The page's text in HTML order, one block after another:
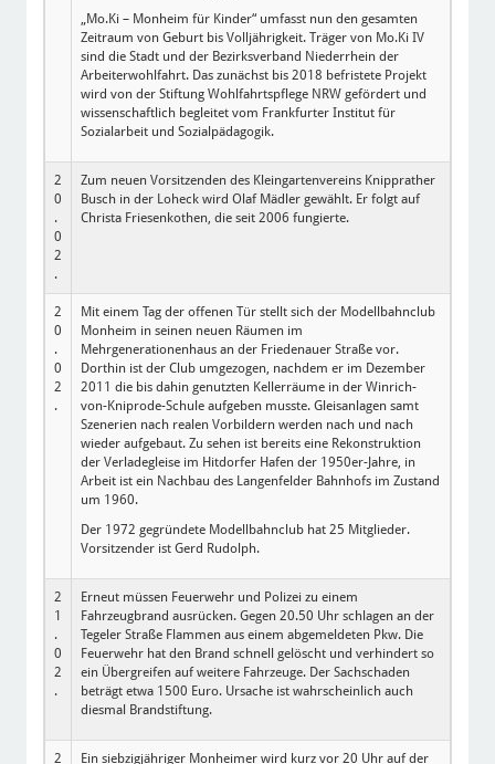
„Mo.Ki – Monheim für Kinder“ umfasst nun den gesamten
Zeitraum von Geburt bis Volljährigkeit. Träger von Mo.Ki IV
sind die Stadt und der Bezirksverband Niederrhein der
Arbeiterwohlfahrt. Das zunächst bis 2018 befristete Projekt
wird von der Stiftung Wohlfahrtspflege NRW gefördert und
wissenschaftlich begleitet vom Frankfurter Institut für
Sozialarbeit und Sozialpädagogik.
2
0
.
0
2
.
Zum neuen Vorsitzenden des Kleingartenvereins Knipprather
Busch in der Loheck wird Olaf Mädler gewählt. Er folgt auf
Christa Friesenkothen, die seit 2006 fungierte.
2
0
.
0
2
.
Mit einem Tag der offenen Tür stellt sich der Modellbahnclub
Monheim in seinen neuen Räumen im
Mehrgenerationenhaus an der Friedenauer Straße vor.
Dorthin ist der Club umgezogen, nachdem er im Dezember
2011 die bis dahin genutzten Kellerräume in der Winrich-
von-Kniprode-Schule aufgeben musste. Gleisanlagen samt
Szenerien nach realen Vorbildern werden nach und nach
wieder aufgebaut. Zu sehen ist bereits eine Rekonstruktion
der Verladegleise im Hitdorfer Hafen der 1950er-Jahre, in
Arbeit ist ein Nachbau des Langenfelder Bahnhofs im Zustand
um 1960.
Der 1972 gegründete Modellbahnclub hat 25 Mitglieder.
Vorsitzender ist Gerd Rudolph.
2
1
.
0
2
.
Erneut müssen Feuerwehr und Polizei zu einem
Fahrzeugbrand ausrücken. Gegen 20.50 Uhr schlagen an der
Tegeler Straße Flammen aus einem abgemeldeten Pkw. Die
Feuerwehr hat den Brand schnell gelöscht und verhindert so
ein Übergreifen auf weitere Fahrzeuge. Der Sachschaden
beträgt etwa 1500 Euro. Ursache ist wahrscheinlich auch
diesmal Brandstiftung.
2 Ein siebzigjähriger Monheimer wird kurz vor 20 Uhr auf der